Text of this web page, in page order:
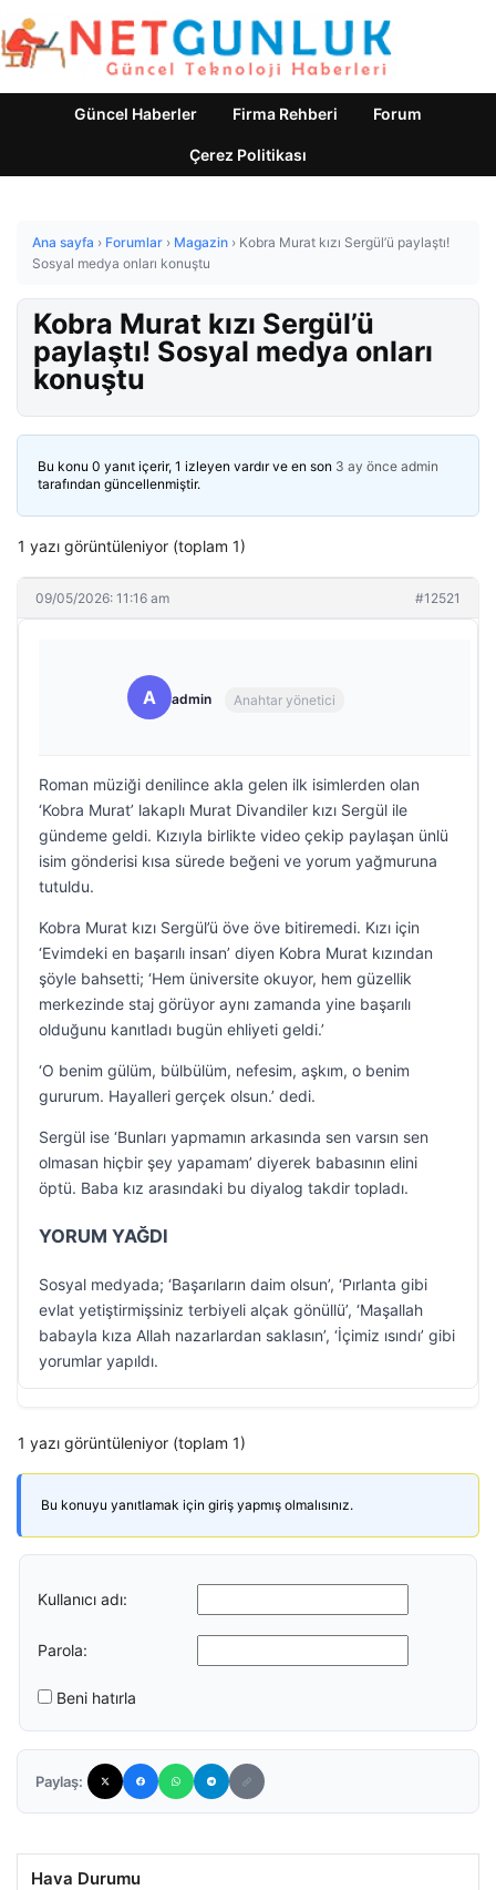
Güncel Haberler Firma Rehberi Forum
Çerez Politikası
Ana sayfa › Forumlar › Magazin › Kobra Murat kızı Sergül’ü paylaştı!
Sosyal medya onları konuştu
Kobra Murat kızı Sergül’ü
paylaştı! Sosyal medya onları
konuştu
Bu konu 0 yanıt içerir, 1 izleyen vardır ve en son 3 ay önce admin
tarafından güncellenmiştir.
1 yazı görüntüleniyor (toplam 1)
09/05/2026: 11:16 am #12521
A admin Anahtar yönetici
Roman müziği denilince akla gelen ilk isimlerden olan
‘Kobra Murat’ lakaplı Murat Divandiler kızı Sergül ile
gündeme geldi. Kızıyla birlikte video çekip paylaşan ünlü
isim gönderisi kısa sürede beğeni ve yorum yağmuruna
tutuldu.
Kobra Murat kızı Sergül’ü öve öve bitiremedi. Kızı için
‘Evimdeki en başarılı insan’ diyen Kobra Murat kızından
şöyle bahsetti; ‘Hem üniversite okuyor, hem güzellik
merkezinde staj görüyor aynı zamanda yine başarılı
olduğunu kanıtladı bugün ehliyeti geldi.’
‘O benim gülüm, bülbülüm, nefesim, aşkım, o benim
gururum. Hayalleri gerçek olsun.’ dedi.
Sergül ise ‘Bunları yapmamın arkasında sen varsın sen
olmasan hiçbir şey yapamam’ diyerek babasının elini
öptü. Baba kız arasındaki bu diyalog takdir topladı.
YORUM YAĞDI
Sosyal medyada; ‘Başarıların daim olsun’, ‘Pırlanta gibi
evlat yetiştirmişsiniz terbiyeli alçak gönüllü’, ‘Maşallah
babayla kıza Allah nazarlardan saklasın’, ‘İçimiz ısındı’ gibi
yorumlar yapıldı.
1 yazı görüntüleniyor (toplam 1)
Bu konuyu yanıtlamak için giriş yapmış olmalısınız.
Kullanıcı adı:
Parola:
Beni hatırla
Paylaş:
Hava Durumu